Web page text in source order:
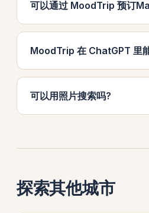
可以通过 MoodTrip 预订
MoodTrip 在 ChatGPT 里
可以用照片搜索吗?
探索其他城市